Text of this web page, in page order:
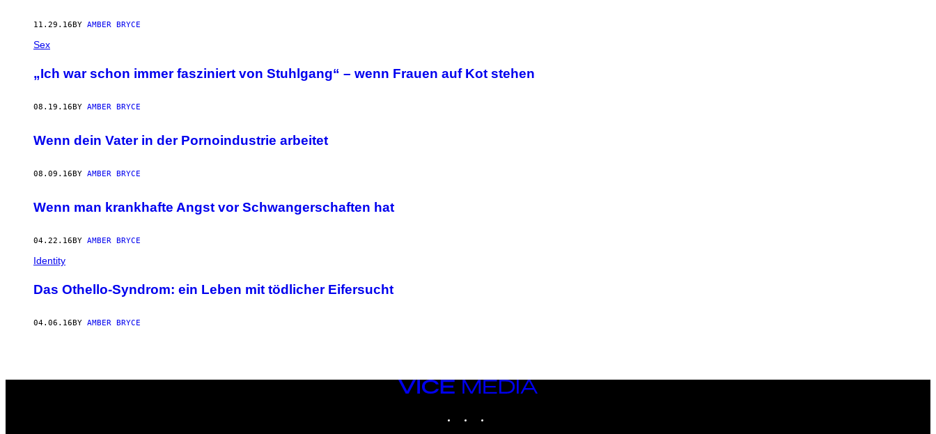
THIS
11.29.16 BY AMBER BRYCE
Sex
„Ich war schon immer fasziniert von Stuhlgang“ – wenn Frauen auf Kot stehen
08.19.16 BY AMBER BRYCE
Wenn dein Vater in der Pornoindustrie arbeitet
08.09.16 BY AMBER BRYCE
Wenn man krankhafte Angst vor Schwangerschaften hat
04.22.16 BY AMBER BRYCE
Identity
Das Othello-Syndrom: ein Leben mit tödlicher Eifersucht
04.06.16 BY AMBER BRYCE
VICE